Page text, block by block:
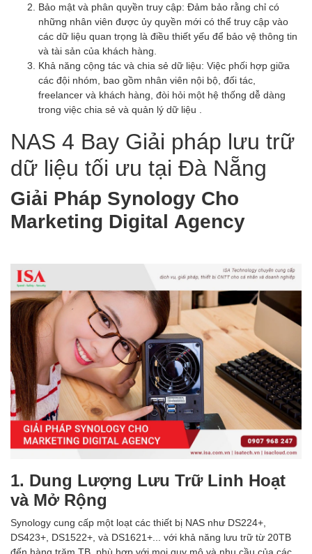
Bảo mật và phân quyền truy cập: Đảm bảo rằng chỉ có
những nhân viên được ủy quyền mới có thể truy cập vào
các dữ liệu quan trọng là điều thiết yếu để bảo vệ thông tin
và tài sản của khách hàng.
Khả năng cộng tác và chia sẻ dữ liệu: Việc phối hợp giữa
các đội nhóm, bao gồm nhân viên nội bộ, đối tác,
freelancer và khách hàng, đòi hỏi một hệ thống dễ dàng
trong việc chia sẻ và quản lý dữ liệu .
NAS 4 Bay Giải pháp lưu trữ
dữ liệu tối ưu tại Đà Nẵng
Giải Pháp Synology Cho
Marketing Digital Agency
1. Dung Lượng Lưu Trữ Linh Hoạt
và Mở Rộng
Synology cung cấp một loạt các thiết bị NAS như DS224+,
DS423+, DS1522+, và DS1621+... với khả năng lưu trữ từ 20TB